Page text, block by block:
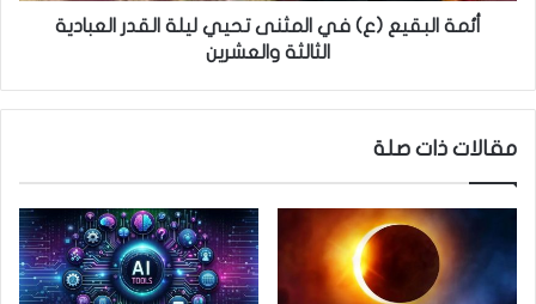
ا
ب
ص
و
ي
ي
ن
ى
أئمة البقيع (ع) في المثنى تحيي ليلة القدر العبادية
الثالثة والعشرين
مقالات ذات صلة